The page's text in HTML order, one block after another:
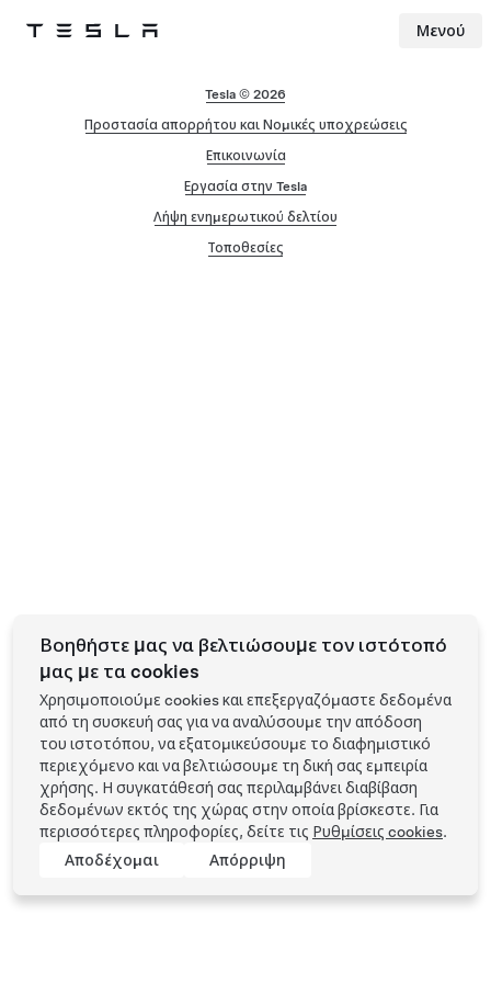
Tesla Μενού
Tesla © 2026
Προστασία απορρήτου και Νομικές υποχρεώσεις
Επικοινωνία
Εργασία στην Tesla
Λήψη ενημερωτικού δελτίου
Τοποθεσίες
Βοηθήστε μας να βελτιώσουμε τον ιστότοπό
μας με τα cookies
Χρησιμοποιούμε cookies και επεξεργαζόμαστε δεδομένα
από τη συσκευή σας για να αναλύσουμε την απόδοση
του ιστοτόπου, να εξατομικεύσουμε το διαφημιστικό
περιεχόμενο και να βελτιώσουμε τη δική σας εμπειρία
χρήσης. Η συγκατάθεσή σας περιλαμβάνει διαβίβαση
δεδομένων εκτός της χώρας στην οποία βρίσκεστε. Για
περισσότερες πληροφορίες, δείτε τις Ρυθμίσεις cookies.
Αποδέχομαι
Απόρριψη